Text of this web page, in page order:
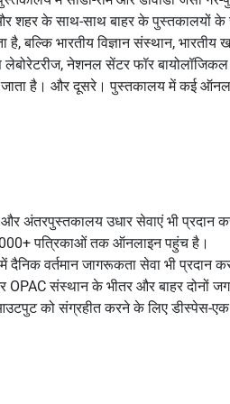
शहर के साथ-साथ बाहर के पुस्तकालयों
बल्कि भारतीय विज्ञान संस्थान, भारतीय
लेबोरेटरीज, नेशनल सेंटर फॉर बायोलॉजिकल
जाता है। और दूसरे। पुस्तकालय में कई
अंतरपुस्तकालय उधार सेवाएं भी प्रदान
पत्रिकाओं तक ऑनलाइन पहुंच है।
वर्तमान जागरूकता सेवा भी प्रदान
OPAC संस्थान के भीतर और बाहर दोनों
आउटपुट को संग्रहीत करने के लिए डीस्पेस-एक